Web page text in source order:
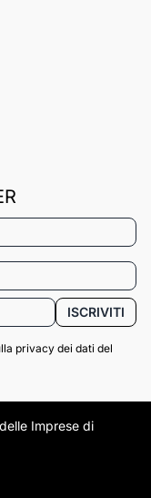
ISCRIVITI
privacy dei dati del
Imprese di